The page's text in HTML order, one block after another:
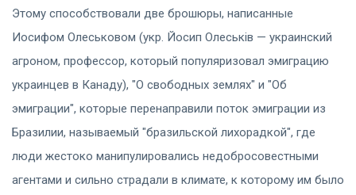
Этому способствовали две брошюры, написанные
Иосифом Олеськовом (укр. Йосип Олеськів — украинский
агроном, профессор, который популяризовал эмиграцию
украинцев в Канаду), "О свободных землях" и "Об
эмиграции", которые перенаправили поток эмиграции из
Бразилии, называемый "бразильской лихорадкой", где
люди жестоко манипулировались недобросовестными
агентами и сильно страдали в климате, к которому им было